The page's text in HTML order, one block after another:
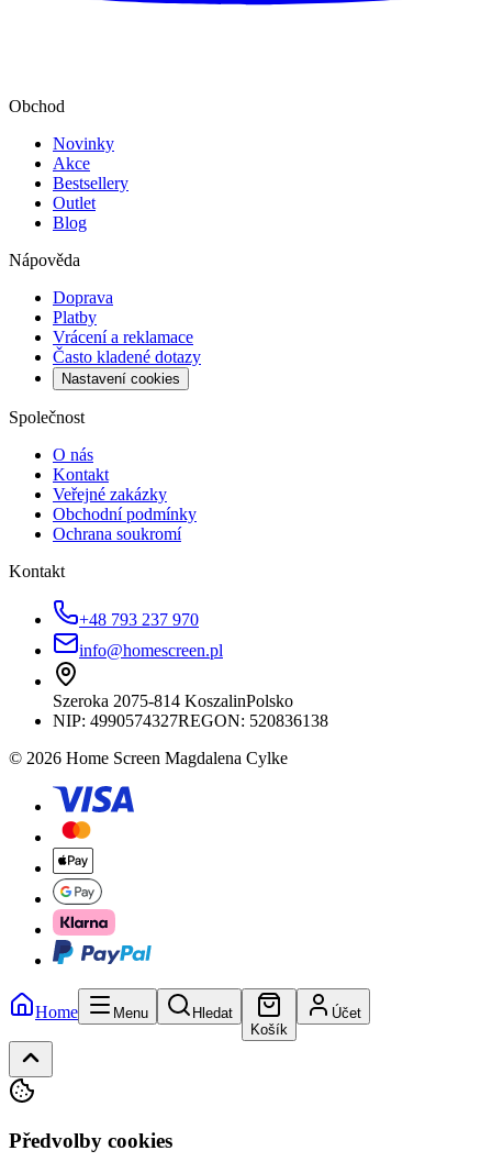
Obchod
Novinky
Akce
Bestsellery
Outlet
Blog
Nápověda
Doprava
Platby
Vrácení a reklamace
Často kladené dotazy
Nastavení cookies
Společnost
O nás
Kontakt
Veřejné zakázky
Obchodní podmínky
Ochrana soukromí
Kontakt
+48 793 237 970
info@homescreen.pl
Szeroka 2075-814 KoszalinPolsko
NIP: 4990574327REGON: 520836138
© 2026 Home Screen Magdalena Cylke
Home Menu
Hledat
Košík
Účet
Předvolby cookies